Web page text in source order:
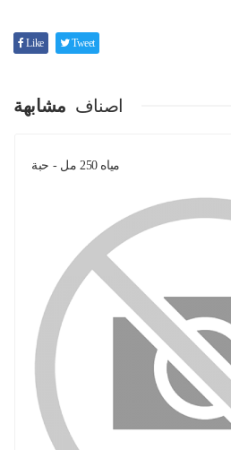
Like Tweet
اصناف مشابهة
مياه 250 مل - حبة